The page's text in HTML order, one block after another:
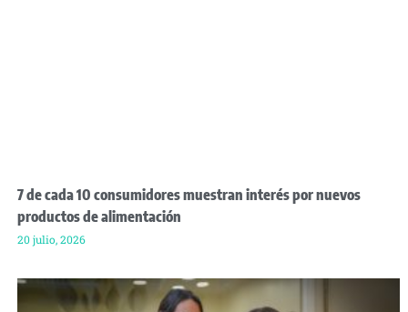
7 de cada 10 consumidores muestran interés por nuevos
productos de alimentación
20 julio, 2026